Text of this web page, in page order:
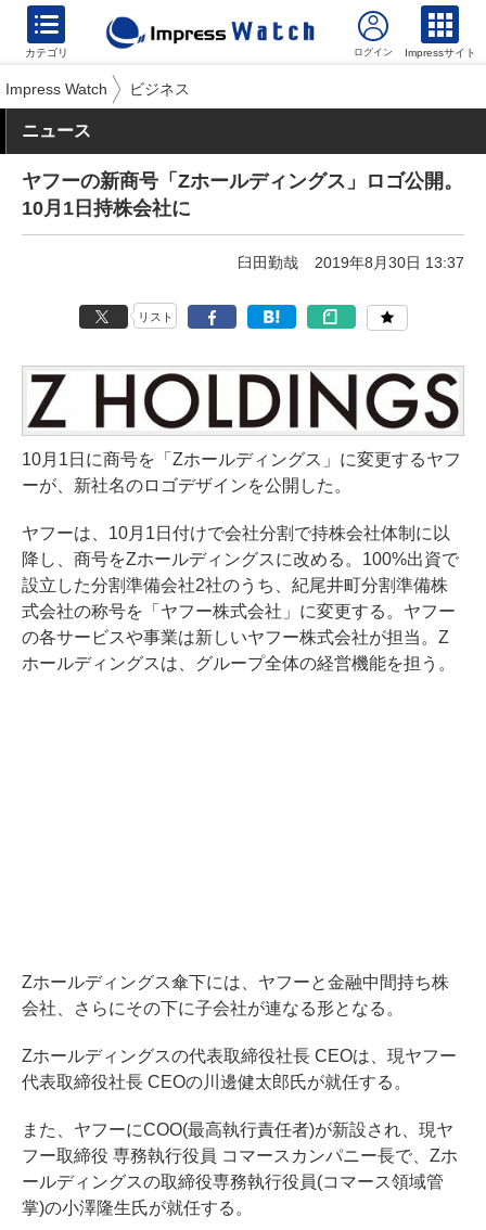
カテゴリ Impressサイト
Impress Watch ビジネス
ニュース
ヤフーの新商号「Zホールディングス」ロゴ公開。
10月1日持株会社に
臼田勤哉 2019年8月30日 13:37
リスト
10月1日に商号を「Zホールディングス」に変更するヤフ
ーが、新社名のロゴデザインを公開した。
ヤフーは、10月1日付けで会社分割で持株会社体制に以
降し、商号をZホールディングスに改める。100%出資で
設立した分割準備会社2社のうち、紀尾井町分割準備株
式会社の称号を「ヤフー株式会社」に変更する。ヤフー
の各サービスや事業は新しいヤフー株式会社が担当。Z
ホールディングスは、グループ全体の経営機能を担う。
Zホールディングス傘下には、ヤフーと金融中間持ち株
会社、さらにその下に子会社が連なる形となる。
Zホールディングスの代表取締役社長 CEOは、現ヤフー
代表取締役社長 CEOの川邊健太郎氏が就任する。
また、ヤフーにCOO(最高執行責任者)が新設され、現ヤ
フー取締役 専務執行役員 コマースカンパニー長で、Zホ
ールディングスの取締役専務執行役員(コマース領域管
掌)の小澤隆生氏が就任する。